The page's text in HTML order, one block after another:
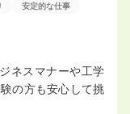
安定的な仕事
ネスマナーや工学
の方も安心して挑